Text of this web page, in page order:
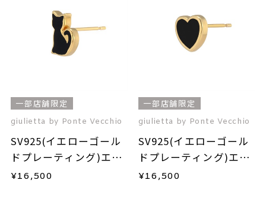
一部店舗限定
giulietta by Ponte Vecchio
SV925(イエローゴール
ドプレーティング)エナ
メルピアス(片耳用)
¥16,500
一部店舗限定
giulietta by Ponte Vecchio
SV925(イエローゴール
ドプレーティング)エナ
メルピアス(片耳用)
¥16,500